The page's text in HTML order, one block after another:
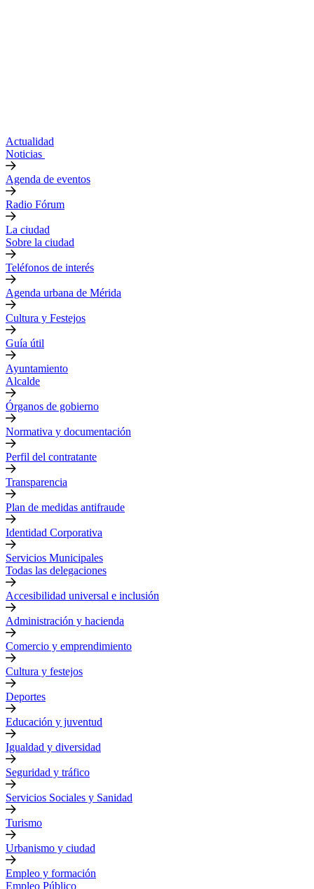
Actualidad
Noticias
Agenda de eventos
Radio Fórum
La ciudad
Sobre la ciudad
Teléfonos de interés
Agenda urbana de Mérida
Cultura y Festejos
Guía útil
Ayuntamiento
Alcalde
Órganos de gobierno
Normativa y documentación
Perfil del contratante
Transparencia
Plan de medidas antifraude
Identidad Corporativa
Servicios Municipales
Todas las delegaciones
Accesibilidad universal e inclusión
Administración y hacienda
Comercio y emprendimiento
Cultura y festejos
Deportes
Educación y juventud
Igualdad y diversidad
Seguridad y tráfico
Servicios Sociales y Sanidad
Turismo
Urbanismo y ciudad
Empleo y formación
Empleo Público